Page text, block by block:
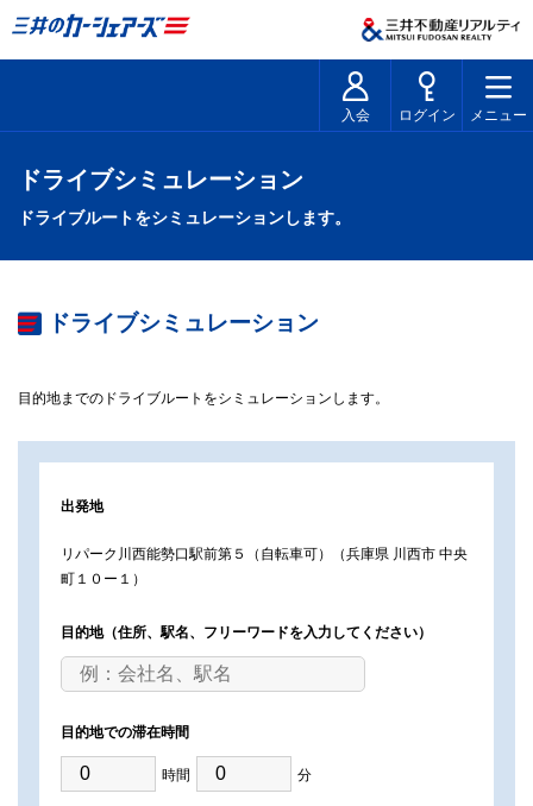
入会 ログイン メニュー
ドライブシミュレーション
ドライブルートをシミュレーションします。
ドライブシミュレーション
目的地までのドライブルートをシミュレーションします。
出発地
リパーク川西能勢口駅前第５（自転車可）（兵庫県 川西市 中央
町１０ー１）
目的地（住所、駅名、フリーワードを入力してください）
目的地での滞在時間
時間 分